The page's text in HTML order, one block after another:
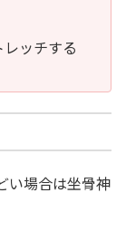
ッチする
い場合は坐骨神